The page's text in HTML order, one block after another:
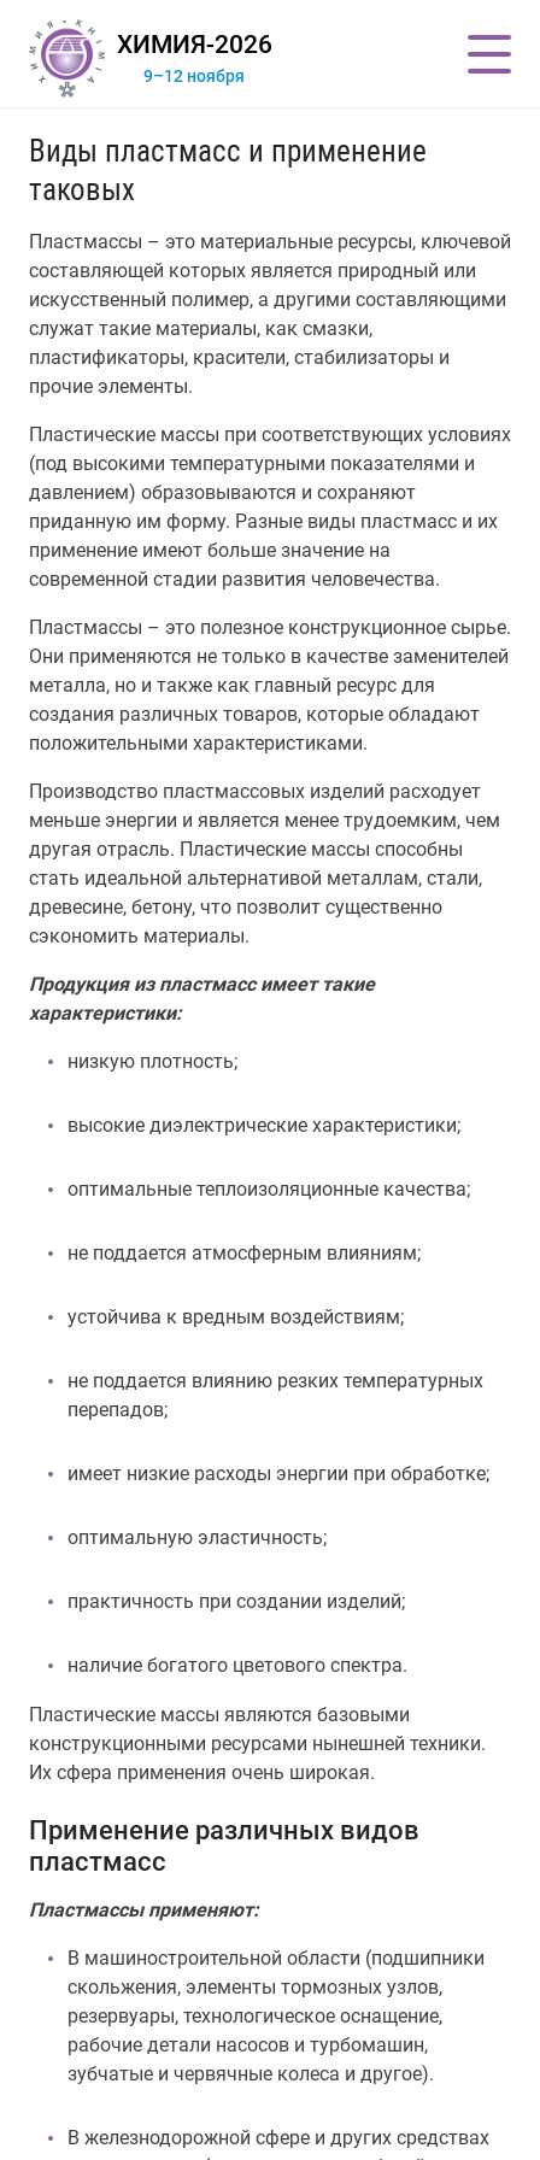
ХИМИЯ-2026
9–12 ноября
Виды пластмасс и применение
таковых
Пластмассы – это материальные ресурсы, ключевой
составляющей которых является природный или
искусственный полимер, а другими составляющими
служат такие материалы, как смазки,
пластификаторы, красители, стабилизаторы и
прочие элементы.
Пластические массы при соответствующих условиях
(под высокими температурными показателями и
давлением) образовываются и сохраняют
приданную им форму. Разные виды пластмасс и их
применение имеют больше значение на
современной стадии развития человечества.
Пластмассы – это полезное конструкционное сырье.
Они применяются не только в качестве заменителей
металла, но и также как главный ресурс для
создания различных товаров, которые обладают
положительными характеристиками.
Производство пластмассовых изделий расходует
меньше энергии и является менее трудоемким, чем
другая отрасль. Пластические массы способны
стать идеальной альтернативой металлам, стали,
древесине, бетону, что позволит существенно
сэкономить материалы.
Продукция из пластмасс имеет такие
характеристики:
низкую плотность;
высокие диэлектрические характеристики;
оптимальные теплоизоляционные качества;
не поддается атмосферным влияниям;
устойчива к вредным воздействиям;
не поддается влиянию резких температурных
перепадов;
имеет низкие расходы энергии при обработке;
оптимальную эластичность;
практичность при создании изделий;
наличие богатого цветового спектра.
Пластические массы являются базовыми
конструкционными ресурсами нынешней техники.
Их сфера применения очень широкая.
Применение различных видов
пластмасс
Пластмассы применяют:
В машиностроительной области (подшипники
скольжения, элементы тормозных узлов,
резервуары, технологическое оснащение,
рабочие детали насосов и турбомашин,
зубчатые и червячные колеса и другое).
В железнодорожной сфере и других средствах